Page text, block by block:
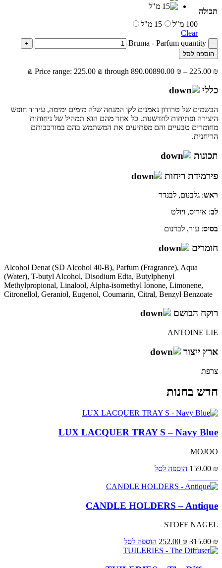
תכולה
100 מ"ל
15 מ"ל
Clear
-
Bruma - Parfum quantity
+
הוספה לסל
225.00 ₪
–
890.00 ₪
Price range: 225.00 ₪ through 890.00 ₪
כללי
הבשמים של טרודון נאמנים לקו המנחה שלה מימים ימימה, עידוד חופש
היצירה ופתיחות לחדשנות. כל אחד מהם הוא תמהיל של ניחוחות
מחומרים טבעיים והם מפתיעים את המשתמש בהם במורכבותם
הריחנית.
תכונות
פירמידת ריחות
ראש: גלבנום, לבנדר
לב: איריס, ויולט
בסיס: עור, לבדנום
חומרים
Alcohol Denat (SD Alcohol 40-B), Parfum (Fragrance), Aqua
(Water), T-butyl Alcohol, Disodium Edta, Butylphenyl
Methylpropional, Linalool, Alpha-isomethyl Ionone, Limonene,
Citronellol, Geraniol, Eugenol, Coumarin, Citral, Benzyl Benzoate
רוקח הבושם
ANTOINE LIE
ארץ ייצור
צרפת
חדש בחנות
LUX LACQUER TRAY S – Navy Blue
MOJOO
159.00 ₪
הוספה לסל
CANDLE HOLDERS – Antique
STOFF NAGEL
315.00₪
252.00 ₪ הוספה לסל